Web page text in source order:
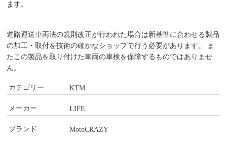
ます。
道路運送車両法の規則改正が行われた場合は新基準に合わせる製品
の加工・取付を技術の確かなショップで行う必要があります。 ま
たこの製品を取り付けた車両の車検を保障するものではありませ
ん。
カテゴリー KTM
メーカー LIFE
ブランド MotoCRAZY